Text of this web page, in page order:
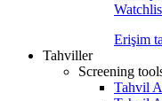
Erişim
Tahviller
Screening
Tahvil